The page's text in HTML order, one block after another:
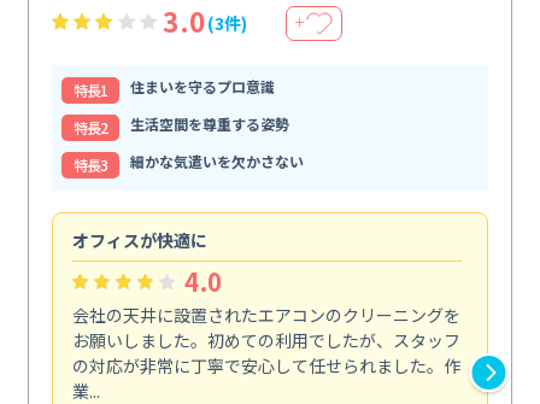
3.0(3件) ＋
特⻑1
住まいを守るプロ意識
特⻑2
生活空間を尊重する姿勢
特⻑3
細かな気遣いを欠かさない
オフィスが快適に
4.0
会社の天井に設置されたエアコンのクリーニングを
お願いしました。初めての利用でしたが、スタッフ
の対応が非常に丁寧で安心して任せられました。作
業...